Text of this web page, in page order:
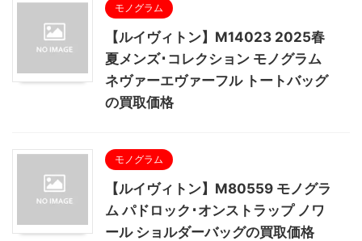
モノグラム
【ルイヴィトン】M14023 2025春
夏メンズ･コレクション モノグラム
ネヴァーエヴァーフル トートバッグ
の買取価格
モノグラム
【ルイヴィトン】M80559 モノグラ
ム パドロック･オンストラップ ノワ
ール ショルダーバッグの買取価格